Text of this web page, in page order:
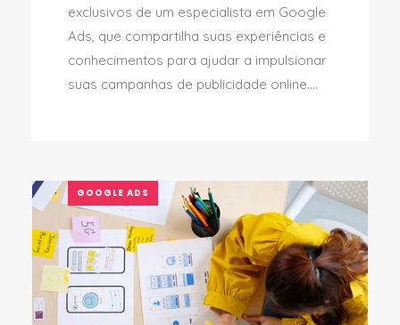
exclusivos de um especialista em Google
Ads, que compartilha suas experiências e
conhecimentos para ajudar a impulsionar
suas campanhas de publicidade online....
GOOGLE ADS